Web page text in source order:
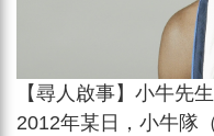
【尋人啟事】小牛先
2012年某日，小牛隊